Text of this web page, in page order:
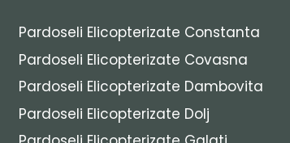
Pardoseli Elicopterizate Constanta
Pardoseli Elicopterizate Covasna
Pardoseli Elicopterizate Dambovita
Pardoseli Elicopterizate Dolj